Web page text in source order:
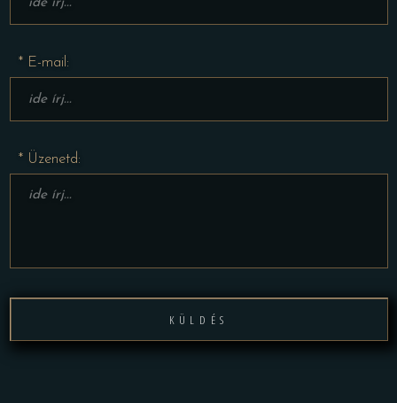
* E-mail:
* Üzenetd:
KÜLDÉS